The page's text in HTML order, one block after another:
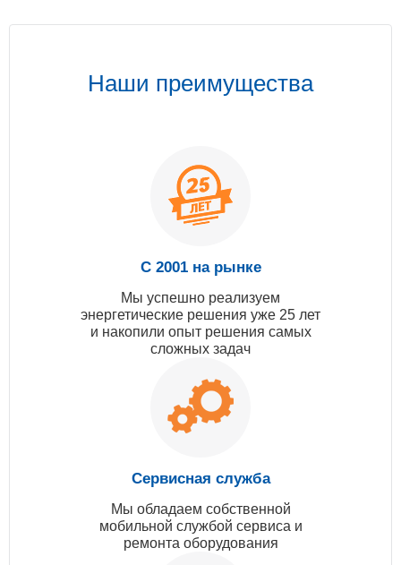
Наши преимущества
С 2001 на рынке
Мы успешно реализуем
энергетические решения уже 25 лет
и накопили опыт решения самых
сложных задач
Сервисная служба
Мы обладаем собственной
мобильной службой сервиса и
ремонта оборудования